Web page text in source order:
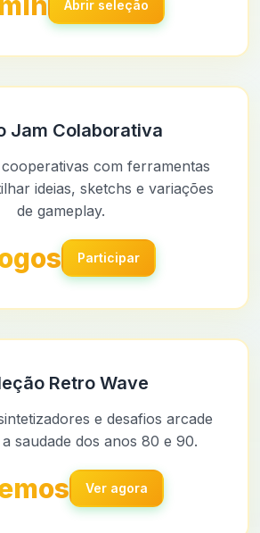
Abrir seleção
Jam Colaborativa
com ferramentas
ideias, sketchs e variações
de gameplay.
Participar
Retro Wave
e desafios arcade
saudade dos anos 80 e 90.
Ver agora